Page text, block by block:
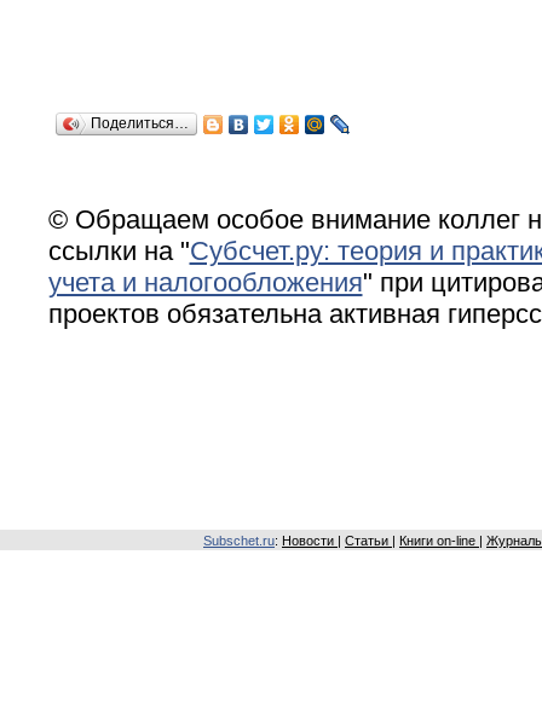
Поделиться…
© Обращаем особое внимание коллег
ссылки на "Субсчет.ру: теория и
учета и налогообложения" при
проектов обязательна активная
Subschet.ru: Новости Статьи Книги on-line